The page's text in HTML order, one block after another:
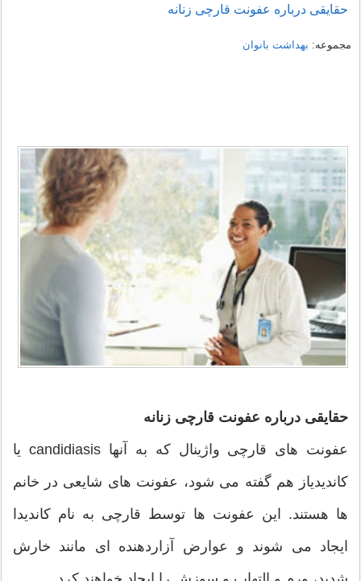
حقایقی درباره عفونت قارچی زنانه
مجموعه: بهداشت بانوان
حقایقی درباره عفونت قارچی زنانه
عفونت های قارچی واژینال که به آنها candidiasis یا
کاندیدیاز هم گفته می شود، عفونت های شایعی در خانم
ها هستند. این عفونت ها توسط قارچی به نام کاندیدا
ایجاد می شوند و عوارض آزاردهنده ای مانند خارش